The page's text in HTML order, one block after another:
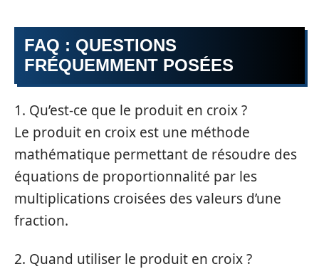
FAQ : QUESTIONS
FRÉQUEMMENT POSÉES
1. Qu’est-ce que le produit en croix ?
Le produit en croix est une méthode
mathématique permettant de résoudre des
équations de proportionnalité par les
multiplications croisées des valeurs d’une
fraction.
2. Quand utiliser le produit en croix ?